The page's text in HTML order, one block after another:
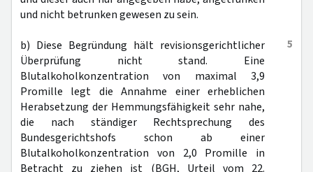
und nicht betrunken gewesen zu sein.
5
b) Diese Begründung hält revisionsgerichtlicher
Überprüfung nicht stand. Eine
Blutalkoholkonzentration von maximal 3,9
Promille legt die Annahme einer erheblichen
Herabsetzung der Hemmungsfähigkeit sehr nahe,
die nach ständiger Rechtsprechung des
Bundesgerichtshofs schon ab einer
Blutalkoholkonzentration von 2,0 Promille in
Betracht zu ziehen ist (BGH, Urteil vom 22.